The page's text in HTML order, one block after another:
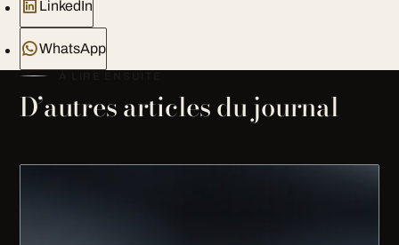
LinkedIn
WhatsApp
D’autres articles du journal